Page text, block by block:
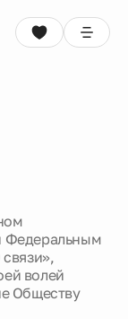
Федеральным
волей
Обществу